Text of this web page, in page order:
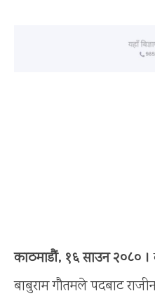
काठमाडौं, १६ साउन २०८० ।
बाबुराम गौतमले पदबाट